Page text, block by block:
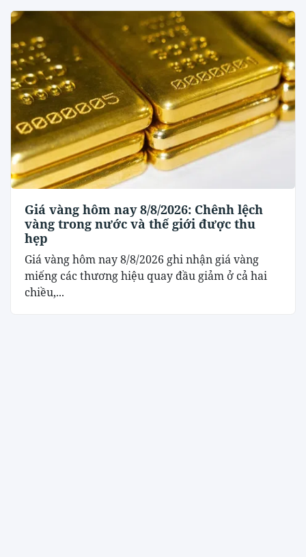
Giá vàng hôm nay 8/8/2026: Chênh lệch
vàng trong nước và thế giới được thu
hẹp
Giá vàng hôm nay 8/8/2026 ghi nhận giá vàng
miếng các thương hiệu quay đầu giảm ở cả hai
chiều,...